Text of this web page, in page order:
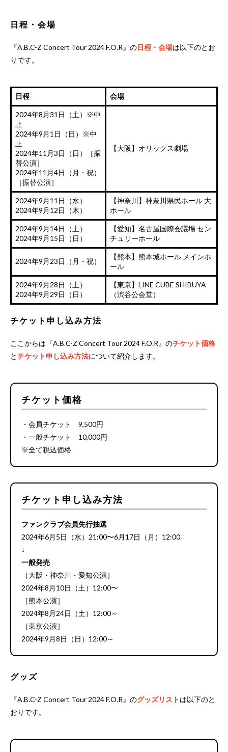
日程・会場
『A.B.C-Z Concert Tour 2024 F.O.R』の日程・会場は以下のとお
りです。
日程 会場
2024年8月31日（土）※中
止
2024年9月1日（日）※中
止
2024年11月3日（日）［振
替公演］
2024年11月4日（月・祝）
［振替公演］
【大阪】オリックス劇場
2024年9月11日（水）
2024年9月12日（木）
【神奈川】神奈川県民ホール 大
ホール
2024年9月14日（土）
2024年9月15日（日）
【愛知】名古屋国際会議場 セン
チュリーホール
2024年9月23日（月・祝）
【熊本】熊本城ホール メインホ
ール
2024年9月28日（土）
2024年9月29日（日）
【東京】LINE CUBE SHIBUYA
（渋谷公会堂）
チケット申し込み方法
ここからは『A.B.C-Z Concert Tour 2024 F.O.R』のチケット価格
とチケット申し込み方法について紹介します。
チケット価格
・会員チケット 9,500円
・一般チケット 10,000円
※全て税込価格
チケット申し込み方法
ファンクラブ会員先行抽選
2024年6月5日（水）21:00〜6月17日（月）12:00
↓
一般発売
［大阪・神奈川・愛知公演］
2024年8月10日（土）12:00〜
［熊本公演］
2024年8月24日（土）12:00～
［東京公演］
2024年9月8日（日）12:00～
グッズ
『A.B.C-Z Concert Tour 2024 F.O.R』のグッズリストは以下のと
おりです。